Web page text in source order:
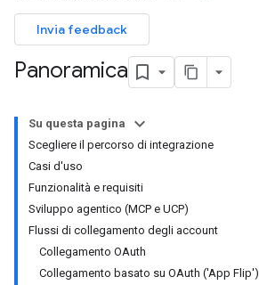
Invia feedback
Panoramica
Su questa pagina
Scegliere il percorso di integrazione
Casi d'uso
Funzionalità e requisiti
Sviluppo agentico (MCP e UCP)
Flussi di collegamento degli account
Collegamento OAuth
Collegamento basato su OAuth ('App Flip')